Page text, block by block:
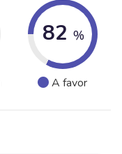
82 %
A favor